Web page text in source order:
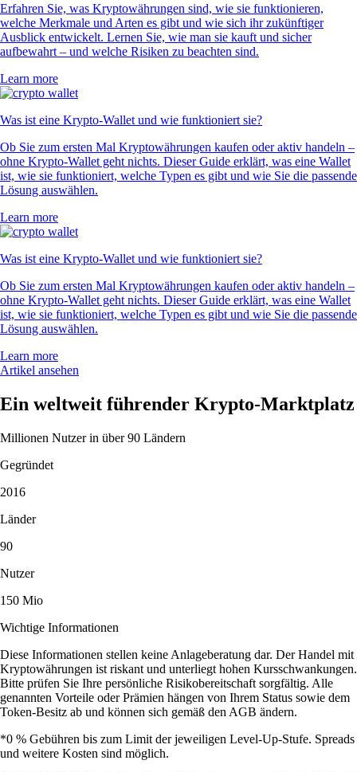
Erfahren Sie, was Kryptowährungen sind, wie sie funktionieren,
welche Merkmale und Arten es gibt und wie sich ihr zukünftiger
Ausblick entwickelt. Lernen Sie, wie man sie kauft und sicher
aufbewahrt – und welche Risiken zu beachten sind.
Learn more
Was ist eine Krypto-Wallet und wie funktioniert sie?
Ob Sie zum ersten Mal Kryptowährungen kaufen oder aktiv handeln –
ohne Krypto-Wallet geht nichts. Dieser Guide erklärt, was eine Wallet
ist, wie sie funktioniert, welche Typen es gibt und wie Sie die passende
Lösung auswählen.
Learn more
Was ist eine Krypto-Wallet und wie funktioniert sie?
Ob Sie zum ersten Mal Kryptowährungen kaufen oder aktiv handeln –
ohne Krypto-Wallet geht nichts. Dieser Guide erklärt, was eine Wallet
ist, wie sie funktioniert, welche Typen es gibt und wie Sie die passende
Lösung auswählen.
Learn more
Artikel ansehen
Ein weltweit führender Krypto-Marktplatz
Millionen Nutzer in über 90 Ländern
Gegründet
2016
Länder
90
Nutzer
150 Mio
Wichtige Informationen
Diese Informationen stellen keine Anlageberatung dar. Der Handel mit
Kryptowährungen ist riskant und unterliegt hohen Kursschwankungen.
Bitte prüfen Sie Ihre persönliche Risikobereitschaft sorgfältig. Alle
genannten Vorteile oder Prämien hängen von Ihrem Status sowie dem
Token-Besitz ab und können sich gemäß den AGB ändern.
*0 % Gebühren bis zum Limit der jeweiligen Level-Up-Stufe. Spreads
und weitere Kosten sind möglich.